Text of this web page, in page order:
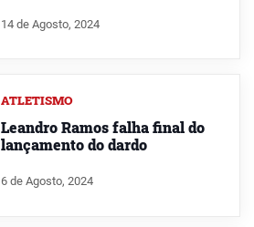
14 de Agosto, 2024
ATLETISMO
Leandro Ramos falha final do
lançamento do dardo
6 de Agosto, 2024